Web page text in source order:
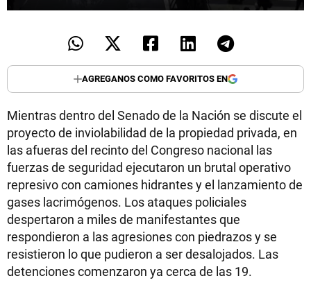
AGREGANOS COMO FAVORITOS EN
Mientras dentro del Senado de la Nación se discute el
proyecto de inviolabilidad de la propiedad privada, en
las afueras del recinto del Congreso nacional las
fuerzas de seguridad ejecutaron un brutal operativo
represivo con camiones hidrantes y el lanzamiento de
gases lacrimógenos. Los ataques policiales
despertaron a miles de manifestantes que
respondieron a las agresiones con piedrazos y se
resistieron lo que pudieron a ser desalojados. Las
detenciones comenzaron ya cerca de las 19.